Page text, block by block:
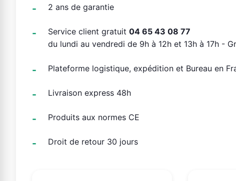
2 ans de garantie
Service client gratuit 04 65 43 08 77
du lundi au vendredi de 9h à 12h et 13h à 17h -
Plateforme logistique, expédition et Bureau en
Livraison express 48h
Produits aux normes CE
Droit de retour 30 jours